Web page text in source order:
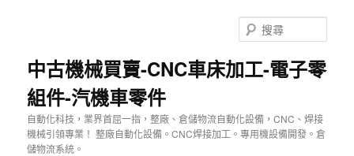
中古機械買賣-CNC車床加工-電子零
組件-汽機車零件
自動化科技，業界首屈一指，整廠、倉儲物流自動化設備，CNC、焊接
機械引領專業！ 整廠自動化設備。CNC焊接加工。專用機設備開發。倉
儲物流系統。
尋